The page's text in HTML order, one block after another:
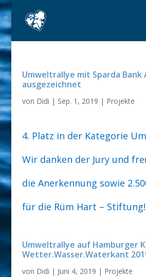
Umweltrallye mit Sparda Bank
ausgezeichnet
von Didi | Sep. 1, 2019 | Projekte
4. Platz in der Kategorie
Wir danken der Jury und
die Anerkennung sowie
für die Rüm Hart – Stiftung!
Umweltrallye auf Hamburger
Wetter.Wasser.Waterkant
von Didi | Juni 4, 2019 | Projekte